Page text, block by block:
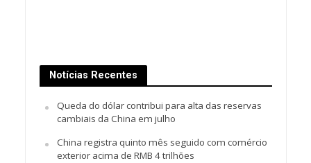
Notícias Recentes
Queda do dólar contribui para alta das reservas
cambiais da China em julho
China registra quinto mês seguido com comércio
exterior acima de RMB 4 trilhões